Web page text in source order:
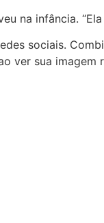
na infância.
sociais.
ver sua